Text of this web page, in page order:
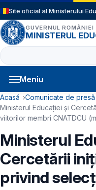
Sari la conținutul principal
Site oficial al Ministerului
GUVERNUL ROMÂNIEI
MINISTERUL
Caută
Meniu
Navigație
Cale de navigare
Acasă
Comunicate de presă
Ministerul Educației și
viitorilor membri CNATDCU
Ministerul
Cercetării
privind